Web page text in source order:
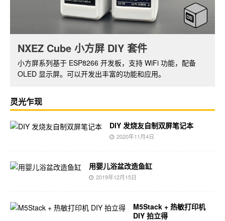
NXEZ Cube 小方屏 DIY 套件
小方屏系列基于 ESP8266 开发板，支持 WiFi 功能，配备
OLED 显示屏。可以开发出丰富的功能和应用。
树莓派摄像头套件
基于树莓派 ZERO W，带红外夜视功能的摄像头套件。通过
软件可实现视频的实时监控和无线传输。
灵光乍现
DIY 发烧友自制双屏笔记本
2020年11月4日
用婴儿浴盆改造鱼缸
2019年12月15日
M5Stack + 热敏打印机
DIY 拍立得